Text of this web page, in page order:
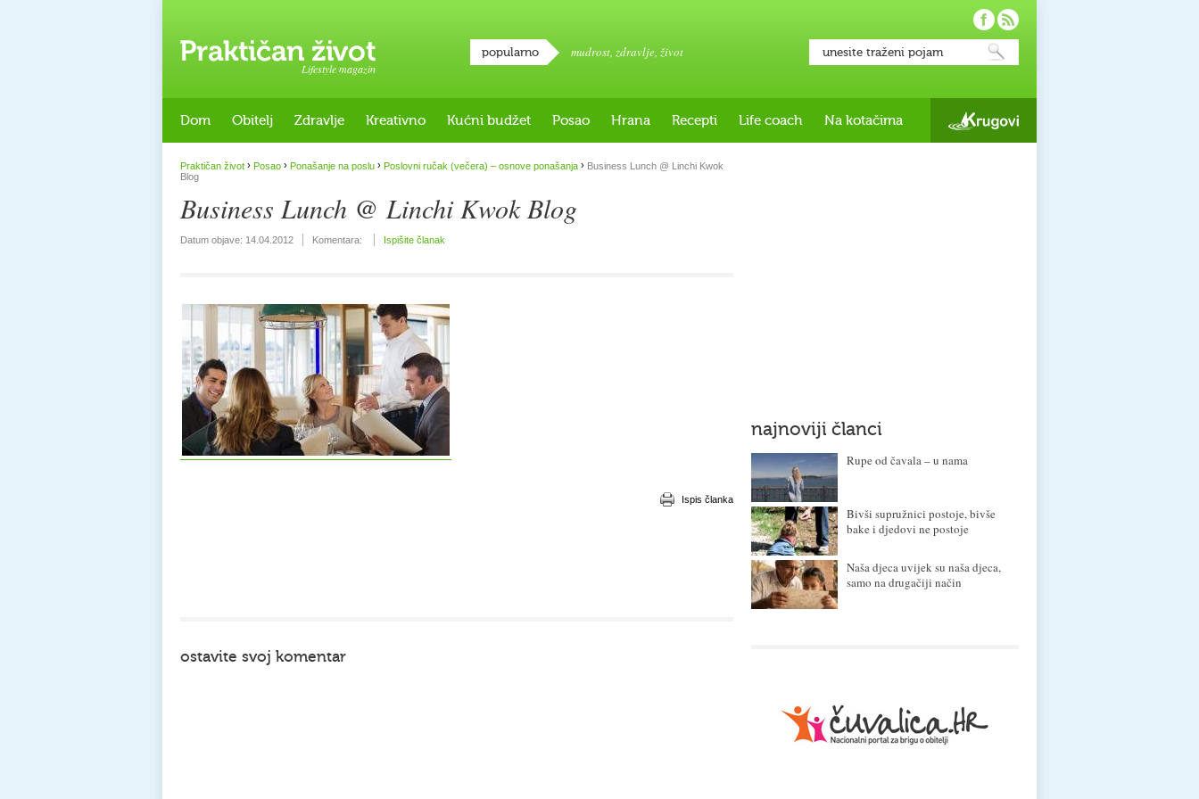
Lifestyle magazin
popularno mudrost, zdravlje, život
Dom Obitelj Zdravlje Kreativno Kućni budžet Posao Hrana Recepti Life coach Na kotačima
Praktičan život › Posao › Ponašanje na poslu › Poslovni ručak (večera) – osnove ponašanja › Business Lunch @ Linchi Kwok
Blog
Business Lunch @ Linchi Kwok Blog
Datum objave: 14.04.2012 Komentara: Ispišite članak
Ispis članka
ostavite svoj komentar
najnoviji članci
Rupe od čavala – u nama
Bivši supružnici postoje, bivše
bake i djedovi ne postoje
Naša djeca uvijek su naša djeca,
samo na drugačiji način